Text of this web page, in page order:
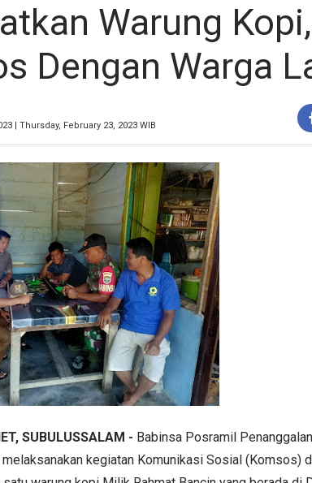
Warung
Dengan Warga
| Thursday, February 23, 2023 WIB
, SUBULUSSALAM - Babinsa Posramil
kegiatan Komunikasi Sosial (Komsos)